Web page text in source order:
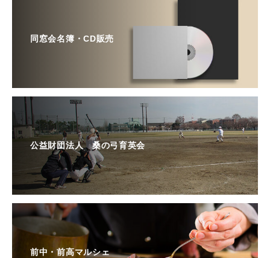
同窓会名簿・CD販売
公益財団法人 桑の弓育英会
前中・前高マルシェ